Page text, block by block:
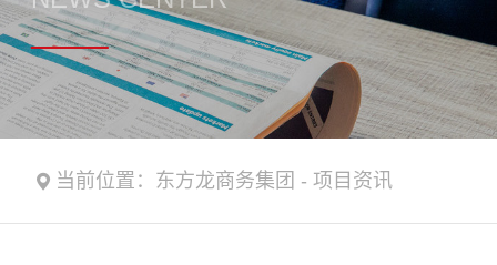
当前位置： 东方龙商务集团 - 项目资讯